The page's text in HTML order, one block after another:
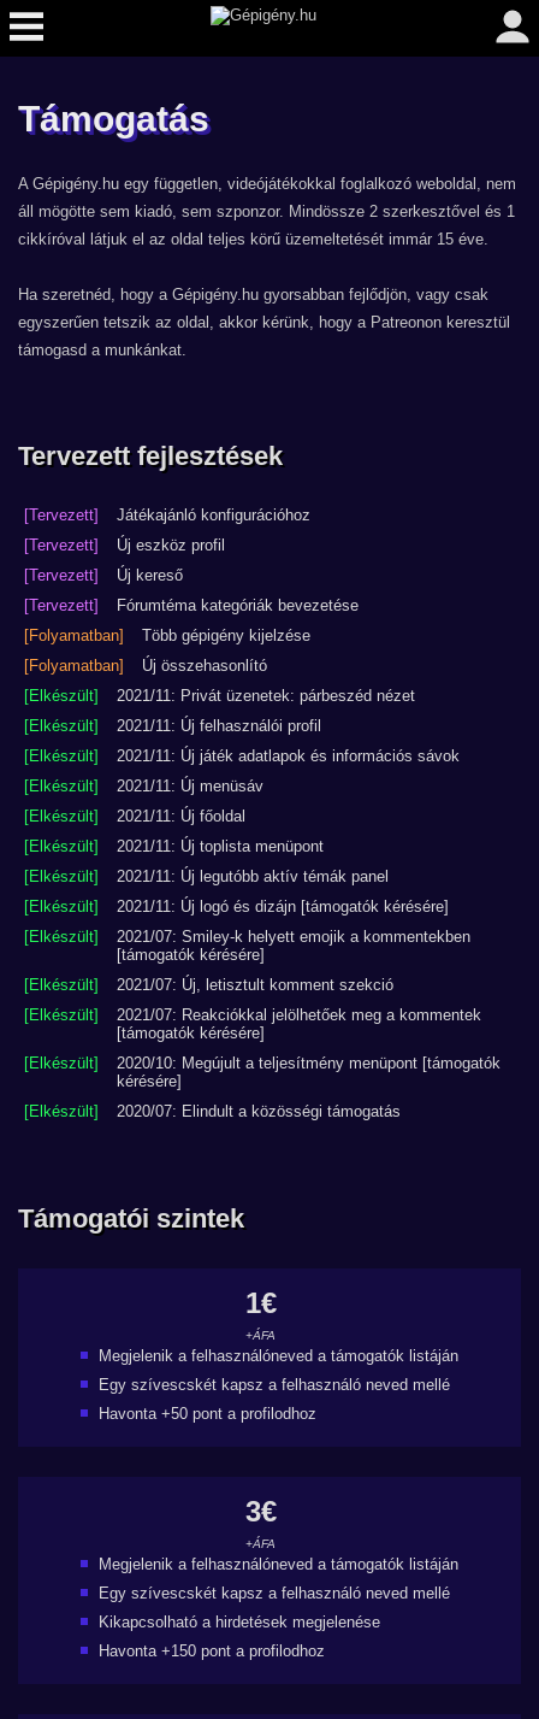
Támogatás
A Gépigény.hu egy független, videójátékokkal foglalkozó weboldal, nem
áll mögötte sem kiadó, sem szponzor. Mindössze 2 szerkesztővel és 1
cikkíróval látjuk el az oldal teljes körű üzemeltetését immár 15 éve.
Ha szeretnéd, hogy a Gépigény.hu gyorsabban fejlődjön, vagy csak
egyszerűen tetszik az oldal, akkor kérünk, hogy a Patreonon keresztül
támogasd a munkánkat.
Tervezett fejlesztések
[Tervezett]
Játékajánló konfigurációhoz
[Tervezett]
Új eszköz profil
[Tervezett]
Új kereső
[Tervezett]
Fórumtéma kategóriák bevezetése
[Folyamatban]
Több gépigény kijelzése
[Folyamatban]
Új összehasonlító
[Elkészült]
2021/11: Privát üzenetek: párbeszéd nézet
[Elkészült]
2021/11: Új felhasználói profil
[Elkészült]
2021/11: Új játék adatlapok és információs sávok
[Elkészült]
2021/11: Új menüsáv
[Elkészült]
2021/11: Új főoldal
[Elkészült]
2021/11: Új toplista menüpont
[Elkészült]
2021/11: Új legutóbb aktív témák panel
[Elkészült]
2021/11: Új logó és dizájn [támogatók kérésére]
[Elkészült]
2021/07: Smiley-k helyett emojik a kommentekben
[támogatók kérésére]
[Elkészült]
2021/07: Új, letisztult komment szekció
[Elkészült]
2021/07: Reakciókkal jelölhetőek meg a kommentek
[támogatók kérésére]
[Elkészült]
2020/10: Megújult a teljesítmény menüpont [támogatók
kérésére]
[Elkészült]
2020/07: Elindult a közösségi támogatás
Támogatói szintek
1€
+ÁFA
Megjelenik a felhasználóneved a támogatók listáján
Egy szívescskét kapsz a felhasználó neved mellé
Havonta +50 pont a profilodhoz
3€
+ÁFA
Megjelenik a felhasználóneved a támogatók listáján
Egy szívescskét kapsz a felhasználó neved mellé
Kikapcsolható a hirdetések megjelenése
Havonta +150 pont a profilodhoz